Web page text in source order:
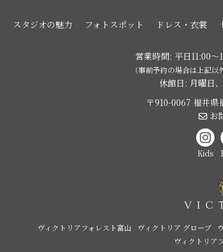
スタジオの魅力 フォトスポット ドレス・衣裳
営業時間: 平日11:00
（事前予約の場合は上記以
休館日: 月曜日
〒910-0067 福井県
お
Kids
ヴィクトリアフォレスト富山 ヴィクトリア グローブ
ヴィクトリア